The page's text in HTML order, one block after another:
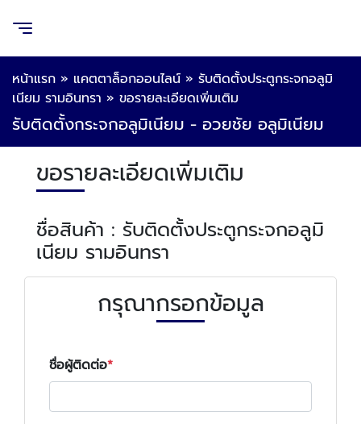
หน้าแรก » แคตตาล็อกออนไลน์ » รับติดตั้งประตูกระจกอลูมิ
เนียม รามอินทรา » ขอรายละเอียดเพิ่มเติม
รับติดตั้งกระจกอลูมิเนียม - อวยชัย อลูมิเนียม
ขอรายละเอียดเพิ่มเติม
ชื่อสินค้า : รับติดตั้งประตูกระจกอลูมิ
เนียม รามอินทรา
กรุณากรอกข้อมูล
ชื่อผู้ติดต่อ